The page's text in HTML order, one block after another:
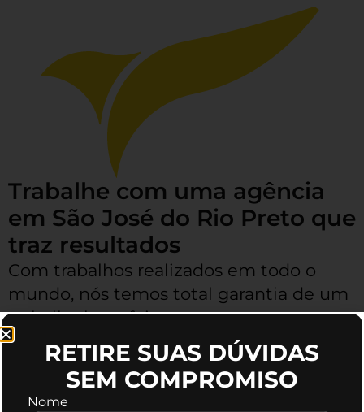
Trabalhe com uma agência
em São José do Rio Preto que
traz resultados
Com trabalhos realizados em todo o
mundo, nós temos total garantia de um
trabalho bem feito, as pessoas que
trabalham conosco podem aprovar os
resultados.
RETIRE SUAS DÚVIDAS
SEM COMPROMISO
Nome